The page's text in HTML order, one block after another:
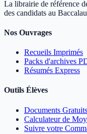
La librairie de référence
des candidats au
Nos Ouvrages
Recueils Imprimés
Packs d'archives
Résumés Express
Outils Élèves
Documents Gratuits
Calculateur de
Suivre votre